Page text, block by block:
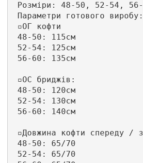
Розміри: 48-50, 52-54,
Параметри готового виробу:
▫️ОГ кофти
48-50: 115см
52-54: 125см
56-60: 135см
▫️ОС бриджів:
48-50: 120см
52-54: 130см
56-60: 140см
▫️Довжина кофти спереду /
48-50: 65/70
52-54: 65/70